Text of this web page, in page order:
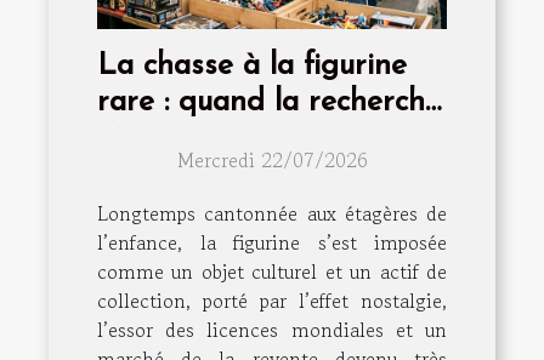
La chasse à la figurine
rare : quand la recherche
Mercredi 22/07/2026
Longtemps cantonnée aux étagères de
l’enfance, la figurine s’est imposée
comme un objet culturel et un actif de
collection, porté par l’effet nostalgie,
l’essor des licences mondiales et un